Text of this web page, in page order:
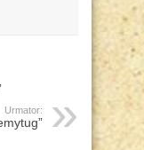
Urmator: